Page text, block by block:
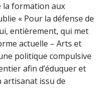
la formation aux
« Pour la défense de
entièrement, qui met
actuelle – Arts et
politique compulsive
afin d’éduquer et
artisanat issu de